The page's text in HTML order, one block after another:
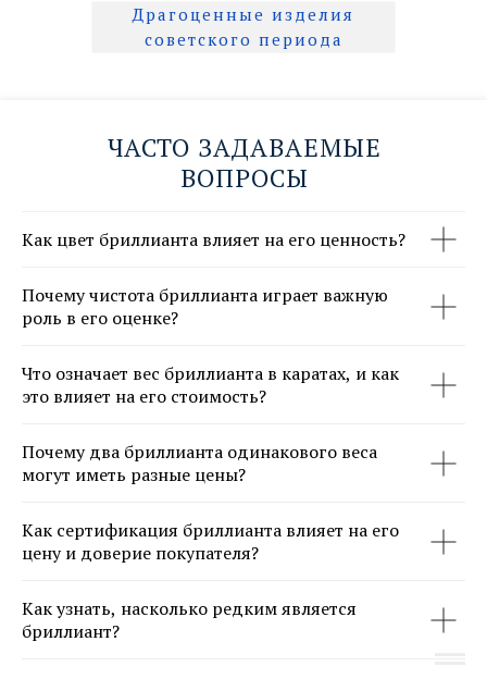
Драгоценные изделия
советского периода
ЧАСТО ЗАДАВАЕМЫЕ
ВОПРОСЫ
Как цвет бриллианта влияет на его ценность?
Почему чистота бриллианта играет важную
роль в его оценке?
Что означает вес бриллианта в каратах, и как
это влияет на его стоимость?
Почему два бриллианта одинакового веса
могут иметь разные цены?
Как сертификация бриллианта влияет на его
цену и доверие покупателя?
Как узнать, насколько редким является
бриллиант?